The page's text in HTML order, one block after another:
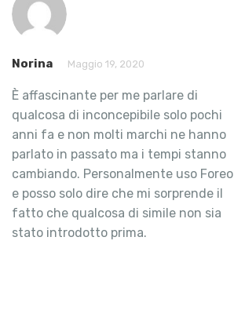
Norina Maggio 19, 2020
È affascinante per me parlare di
qualcosa di inconcepibile solo pochi
anni fa e non molti marchi ne hanno
parlato in passato ma i tempi stanno
cambiando. Personalmente uso Foreo
e posso solo dire che mi sorprende il
fatto che qualcosa di simile non sia
stato introdotto prima.